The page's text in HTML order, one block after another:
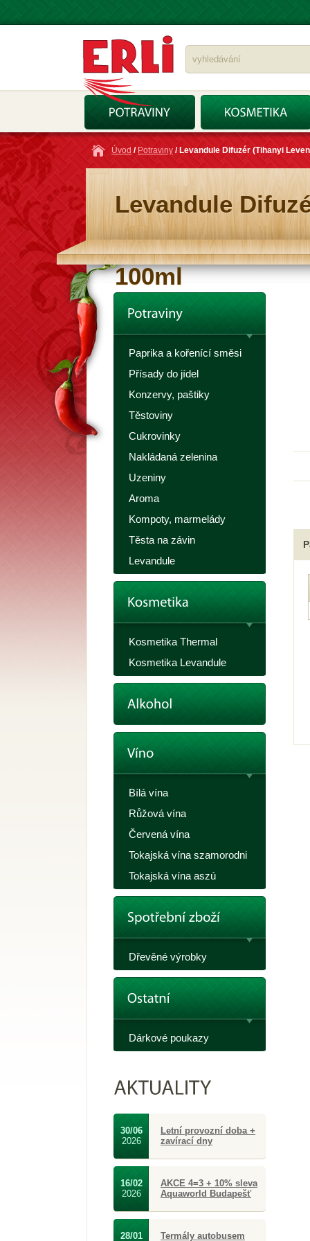
Úvod / Potraviny / Levandule Difuzér (Tihanyi
Levandule
100ml
Paprika a kořenící směsi
Přísady do jídel
Konzervy, paštiky
Těstoviny
Cukrovinky
Nakládaná zelenina
Uzeniny
Aroma
Kompoty, marmelády
Těsta na závin
Levandule
Kosmetika Thermal
Kosmetika Levandule
Bílá vína
Růžová vína
Červená vína
Tokajská vína szamorodni
Tokajská vína aszú
Dřevěné výrobky
Dárkové poukazy
30/06
2026
Letní provozní doba +
zavírací dny
16/02
2026
AKCE 4=3 + 10% sleva
Aquaworld Budapešť
28/01 Termály autobusem